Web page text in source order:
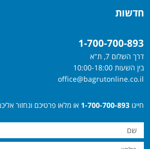
חדשות
1-700-700-893
דרך השלום 7, ת"א
בין השעות 10:00-18:00
office@bagrutonline.co.il
חייגו 1-700-700-893 או מלאו פרטיכם ונחזור